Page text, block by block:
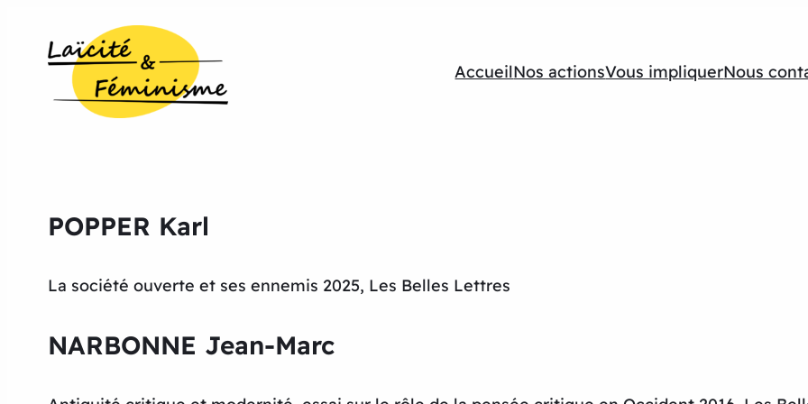
AccueilNos actionsVous impliquerNous
POPPER Karl
La société ouverte et ses ennemis 2025, Les Belles Lettres
NARBONNE Jean-Marc